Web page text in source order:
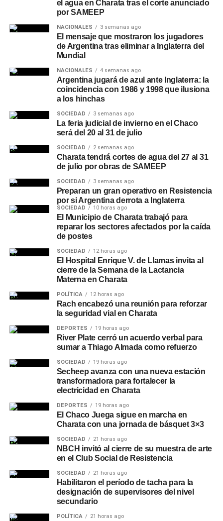
el agua en Charata tras el corte anunciado
por SAMEEP
NACIONALES 3 semanas ago
El mensaje que mostraron los jugadores
de Argentina tras eliminar a Inglaterra del
Mundial
NACIONALES 4 semanas ago
Argentina jugará de azul ante Inglaterra: la
coincidencia con 1986 y 1998 que ilusiona
a los hinchas
SOCIEDAD 3 semanas ago
La feria judicial de invierno en el Chaco
será del 20 al 31 de julio
SOCIEDAD 2 semanas ago
Charata tendrá cortes de agua del 27 al 31
de julio por obras de SAMEEP
SOCIEDAD 3 semanas ago
Preparan un gran operativo en Resistencia
por si Argentina derrota a Inglaterra
SOCIEDAD 10 horas ago
El Municipio de Charata trabajó para
reparar los sectores afectados por la caída
de postes
SOCIEDAD 12 horas ago
El Hospital Enrique V. de Llamas invita al
cierre de la Semana de la Lactancia
Materna en Charata
POLÍTICA 12 horas ago
Rach encabezó una reunión para reforzar
la seguridad vial en Charata
DEPORTES 19 horas ago
River Plate cerró un acuerdo verbal para
sumar a Thiago Almada como refuerzo
SOCIEDAD 19 horas ago
Secheep avanza con una nueva estación
transformadora para fortalecer la
electricidad en Charata
DEPORTES 19 horas ago
El Chaco Juega sigue en marcha en
Charata con una jornada de básquet 3×3
SOCIEDAD 21 horas ago
NBCH invitó al cierre de su muestra de arte
en el Club Social de Resistencia
SOCIEDAD 21 horas ago
Habilitaron el período de tacha para la
designación de supervisores del nivel
secundario
POLÍTICA 21 horas ago